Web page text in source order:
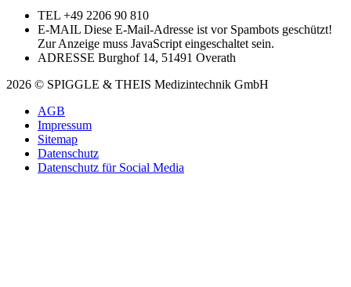
TEL +49 2206 90 810
E-MAIL Diese E-Mail-Adresse ist vor Spambots geschützt!
Zur Anzeige muss JavaScript eingeschaltet sein.
ADRESSE Burghof 14, 51491 Overath
2026 © SPIGGLE & THEIS Medizintechnik GmbH
AGB
Impressum
Sitemap
Datenschutz
Datenschutz für Social Media